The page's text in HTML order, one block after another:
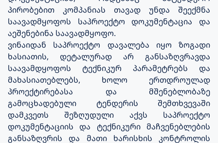
პირობებით კომპანიას თავად უნდა შეექმნა
საავადმყოფოს საპროექტო დოკუმენტაცია და
აეშენებინა საავადმყოფო.
ვინაიდან საპროექტო დავალება იყო ზოგადი
ხასიათის, დეტალურად არ განსაზღვრავდა
საავამდყოფოს ტექნიკურ პარამეტრებს და
მახასიათებლებს, ხოლო ერთდროულად
პროექტირებასა და მშენებლობაზე
გამოცხადებული ტენდერის შემთხვევაში
დამკვეთს შეზღუდული აქვს საპროექტო
დოკუმენტაციის და ტექნიკური მაჩვენებლების
განსაზღვრის და მათი ხარისხის კონტროლის